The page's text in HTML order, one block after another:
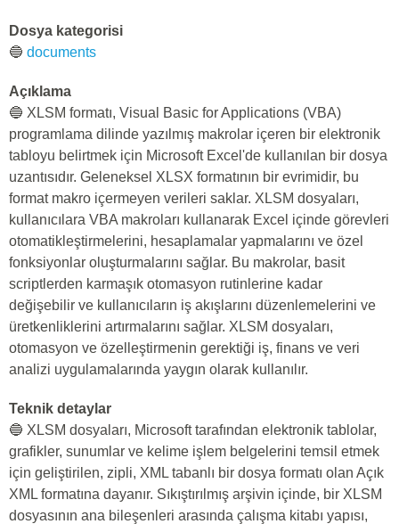
Dosya kategorisi
🔵 documents
Açıklama
🔵 XLSM formatı, Visual Basic for Applications (VBA)
programlama dilinde yazılmış makrolar içeren bir elektronik
tabloyu belirtmek için Microsoft Excel'de kullanılan bir dosya
uzantısıdır. Geleneksel XLSX formatının bir evrimidir, bu
format makro içermeyen verileri saklar. XLSM dosyaları,
kullanıcılara VBA makroları kullanarak Excel içinde görevleri
otomatikleştirmelerini, hesaplamalar yapmalarını ve özel
fonksiyonlar oluşturmalarını sağlar. Bu makrolar, basit
scriptlerden karmaşık otomasyon rutinlerine kadar
değişebilir ve kullanıcıların iş akışlarını düzenlemelerini ve
üretkenliklerini artırmalarını sağlar. XLSM dosyaları,
otomasyon ve özelleştirmenin gerektiği iş, finans ve veri
analizi uygulamalarında yaygın olarak kullanılır.
Teknik detaylar
🔵 XLSM dosyaları, Microsoft tarafından elektronik tablolar,
grafikler, sunumlar ve kelime işlem belgelerini temsil etmek
için geliştirilen, zipli, XML tabanlı bir dosya formatı olan Açık
XML formatına dayanır. Sıkıştırılmış arşivin içinde, bir XLSM
dosyasının ana bileşenleri arasında çalışma kitabı yapısı,